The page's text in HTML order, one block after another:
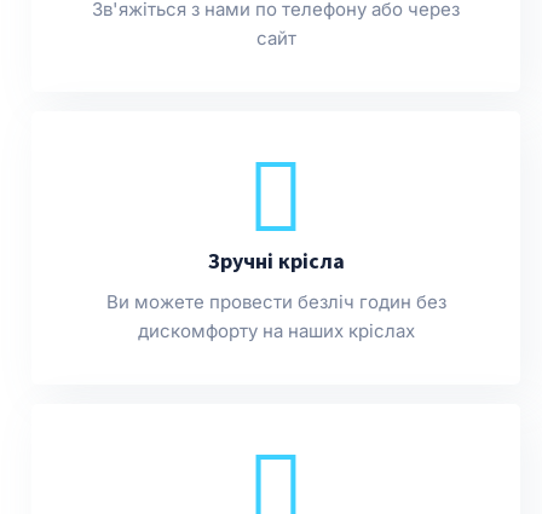
Зв'яжіться з нами по телефону або через
сайт
Зручні крісла
Ви можете провести безліч годин без
дискомфорту на наших кріслах